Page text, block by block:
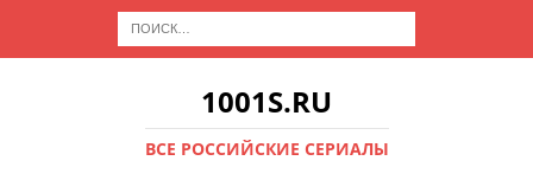
1001S.RU
ВСЕ РОССИЙСКИЕ СЕРИАЛЫ